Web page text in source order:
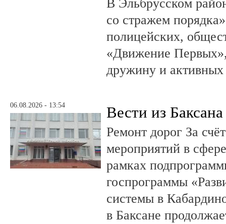
В Эльбрусском
со стражем
полицейских,
«Движение
дружину и
06.08.2026 - 13:54 Вести из Баксана
Ремонт дорог За
мероприятий в
рамках
госпрограммы
системы в
в Баксане